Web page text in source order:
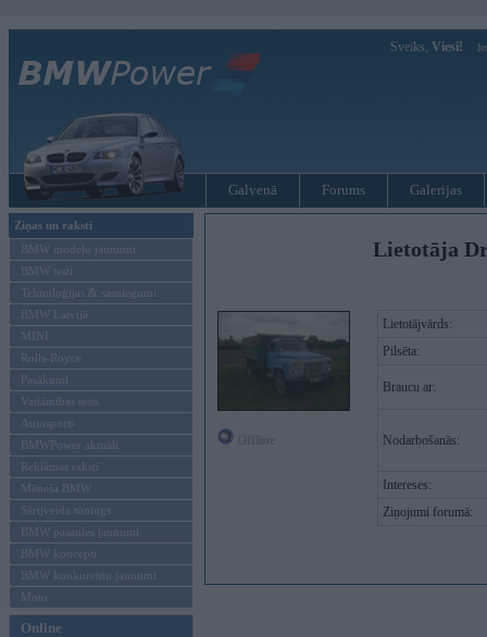
Sveiks, Viesi!
Galvenā Forums Galerijas
Ziņas un raksti
BMW modeļu jaunumi
BMW testi
Tehnoloģijas & sasniegumi
BMW Latvijā
MINI
Rolls-Royce
Pasākumi
Vadāmības tests
Autosports
BMWPower aktuāli
Reklāmas raksti
Mēneša BMW
Sērijveida tūnings
BMW pasaules jaunumi
BMW koncepti
BMW konkurentu jaunumi
Moto
Online
Lietotāja
Lietotājvārds:
Pilsēta:
Braucu ar:
Nodarbošanās:
Intereses:
Ziņojumi forumā: